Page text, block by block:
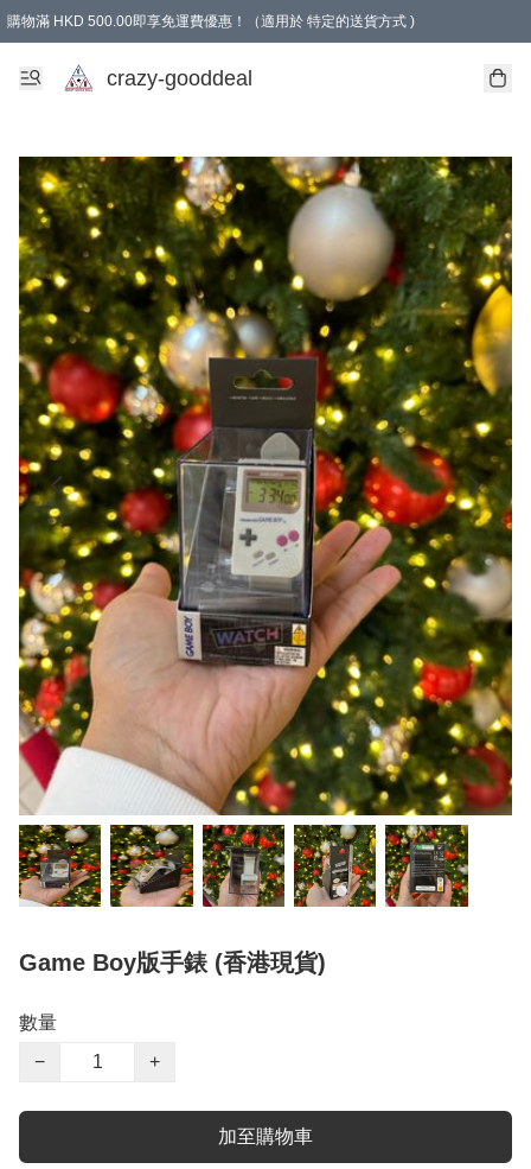
購物滿 HKD 500.00即享免運費優惠！（適用於 特定的送貨方式 )
成為會員可享免費禮品
crazy-gooddeal
Game Boy版手錶 (香港現貨)
數量
−
+
加至購物車